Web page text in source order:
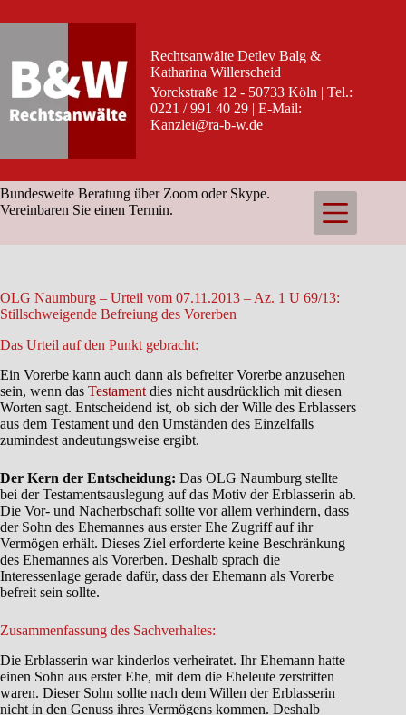
Inhalt
Rechtsanwälte Detlev Balg &
Katharina Willerscheid
Yorckstraße 12 - 50733 Köln | Tel.:
0221 / 991 40 29 | E-Mail:
Kanzlei@ra-b-w.de
Bundesweite Beratung über Zoom oder Skype.
Vereinbaren Sie einen Termin.
OLG Naumburg – Urteil vom 07.11.2013 – Az. 1 U 69/13:
Stillschweigende Befreiung des Vorerben
Das Urteil auf den Punkt gebracht:
Ein Vorerbe kann auch dann als befreiter Vorerbe anzusehen
sein, wenn das Testament dies nicht ausdrücklich mit diesen
Worten sagt. Entscheidend ist, ob sich der Wille des Erblassers
aus dem Testament und den Umständen des Einzelfalls
zumindest andeutungsweise ergibt.
Der Kern der Entscheidung: Das OLG Naumburg stellte
bei der Testamentsauslegung auf das Motiv der Erblasserin ab.
Die Vor- und Nacherbschaft sollte vor allem verhindern, dass
der Sohn des Ehemannes aus erster Ehe Zugriff auf ihr
Vermögen erhält. Dieses Ziel erforderte keine Beschränkung
des Ehemannes als Vorerben. Deshalb sprach die
Interessenlage gerade dafür, dass der Ehemann als Vorerbe
befreit sein sollte.
Zusammenfassung des Sachverhaltes:
Die Erblasserin war kinderlos verheiratet. Ihr Ehemann hatte
einen Sohn aus erster Ehe, mit dem die Eheleute zerstritten
waren. Dieser Sohn sollte nach dem Willen der Erblasserin
nicht in den Genuss ihres Vermögens kommen. Deshalb